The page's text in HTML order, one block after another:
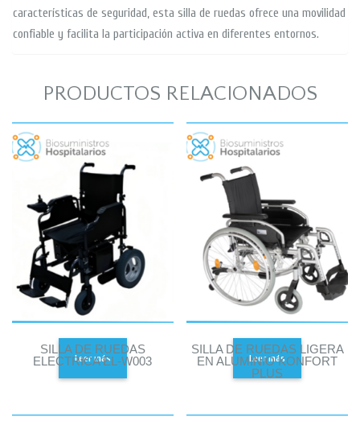
características de seguridad, esta silla de ruedas ofrece una movilidad
confiable y facilita la participación activa en diferentes entornos.
PRODUCTOS RELACIONADOS
SILLA DE RUEDAS
ELECTRICA EL-W003
Leer más
SILLA DE RUEDAS LIGERA
EN ALUMINIO KONFORT
PLUS
Leer más